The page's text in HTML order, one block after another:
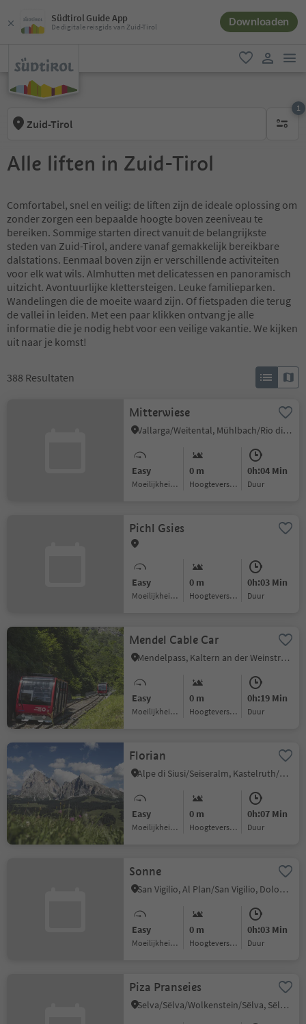
Südtirol Guide App
De digitale reisgids van Zuid-Tirol Downloaden
favoriet
Zuid-Tirol
1
1
Alle liften in Zuid-Tirol
Comfortabel, snel en veilig: de liften zijn de ideale oplossing om
zonder zorgen een bepaalde hoogte boven zeeniveau te
bereiken. Sommige starten direct vanuit de belangrijkste
steden van Zuid-Tirol, andere vanaf gemakkelijk bereikbare
dalstations. Eenmaal boven zijn er verschillende activiteiten
voor elk wat wils. Almhutten met delicatessen en panoramisch
uitzicht. Avontuurlijke klettersteigen. Leuke familieparken.
Wandelingen die de moeite waard zijn. Of fietspaden die terug
de vallei in leiden. Met een paar klikken ontvang je alle
informatie die je nodig hebt voor een veilige vakantie. We kijken
uit naar je komst!
388 Resultaten
Mitterwiese
Vallarga/Weitental, Mühlbach/Rio di Pusteria, Brixen/Bressanone and environs
Easy
Moeilijkheidsgraad
0 m
Hoogteverschil
0h:04 Min
Duur
Pichl Gsies
Easy
Moeilijkheidsgraad
0 m
Hoogteverschil
0h:03 Min
Duur
Mendel Cable Car
Mendelpass, Kaltern an der Weinstraße/Caldaro sulla Strada del Vino, Alto Adige Wine Road
Easy
Moeilijkheidsgraad
0 m
Hoogteverschil
0h:19 Min
Duur
Florian
Alpe di Siusi/Seiseralm, Kastelruth/Castelrotto, Dolomites Region Seiser Alm
Easy
Moeilijkheidsgraad
0 m
Hoogteverschil
0h:07 Min
Duur
Sonne
San Vigilio, Al Plan/San Vigilio, Dolomites Region Kronplatz/Plan de Corones
Easy
Moeilijkheidsgraad
0 m
Hoogteverschil
0h:03 Min
Duur
Piza Pranseies
Selva/Sëlva/Wolkenstein/Sëlva, Sëlva/Selva di Val Gardena, Dolomites Region Val Gardena